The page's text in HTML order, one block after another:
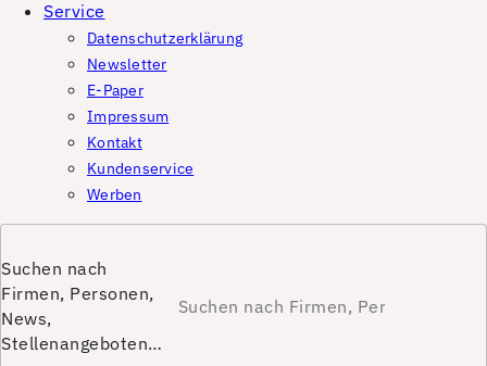
Service
Datenschutzerklärung
Newsletter
E-Paper
Impressum
Kontakt
Kundenservice
Werben
Suchen nach
Firmen, Personen,
News,
Stellenangeboten…